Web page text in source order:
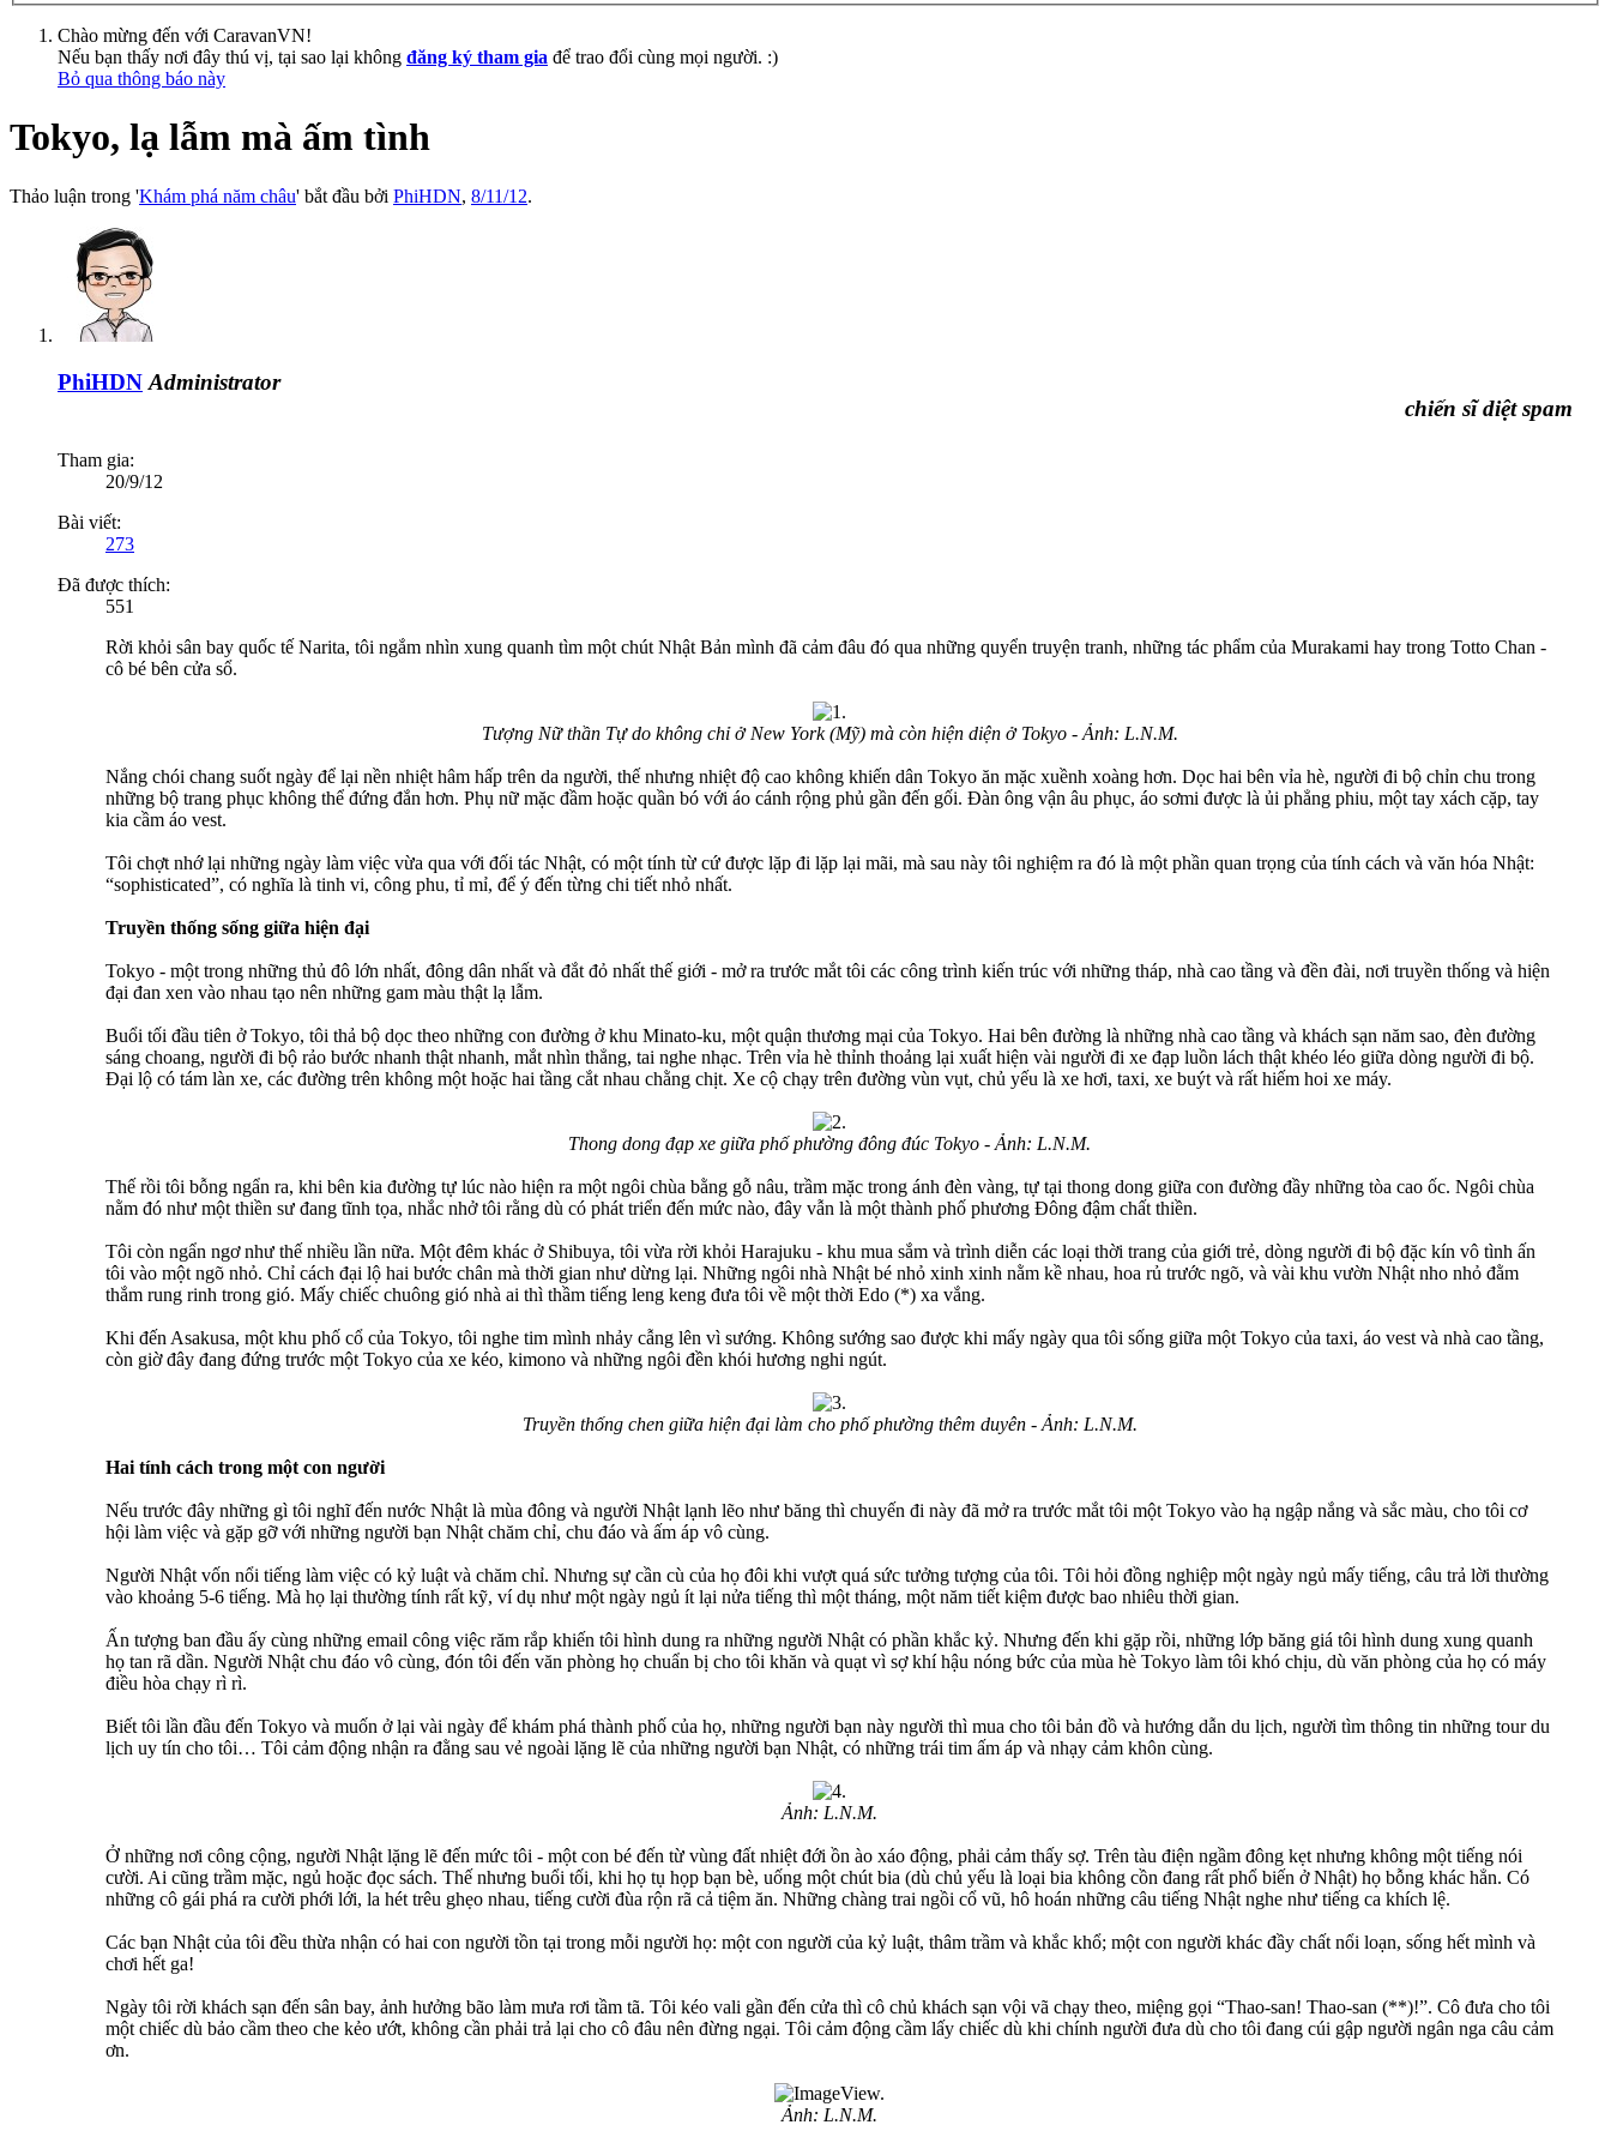
Chào mừng đến với CaravanVN!
Nếu bạn thấy nơi đây thú vị, tại sao lại không đăng ký tham gia để trao đổi cùng mọi người. :)
Bỏ qua thông báo này
Tokyo, lạ lẫm mà ấm tình
Thảo luận trong 'Khám phá năm châu' bắt đầu bởi PhiHDN, 8/11/12.
PhiHDN Administrator
chiến sĩ diệt spam
Tham gia:
20/9/12
Bài viết:
273
Đã được thích:
551
Rời khỏi sân bay quốc tế Narita, tôi ngắm nhìn xung quanh tìm một chút Nhật Bản mình đã cảm đâu đó qua những quyển truyện tranh, những tác phẩm của Murakami hay trong Totto Chan -
cô bé bên cửa sổ.
Tượng Nữ thần Tự do không chỉ ở New York (Mỹ) mà còn hiện diện ở Tokyo - Ảnh: L.N.M.
Nắng chói chang suốt ngày để lại nền nhiệt hâm hấp trên da người, thế nhưng nhiệt độ cao không khiến dân Tokyo ăn mặc xuềnh xoàng hơn. Dọc hai bên vỉa hè, người đi bộ chỉn chu trong
những bộ trang phục không thể đứng đắn hơn. Phụ nữ mặc đầm hoặc quần bó với áo cánh rộng phủ gần đến gối. Đàn ông vận âu phục, áo sơmi được là ủi phẳng phiu, một tay xách cặp, tay
kia cầm áo vest.
Tôi chợt nhớ lại những ngày làm việc vừa qua với đối tác Nhật, có một tính từ cứ được lặp đi lặp lại mãi, mà sau này tôi nghiệm ra đó là một phần quan trọng của tính cách và văn hóa Nhật:
“sophisticated”, có nghĩa là tinh vi, công phu, tỉ mỉ, để ý đến từng chi tiết nhỏ nhất.
Truyền thống sống giữa hiện đại
Tokyo - một trong những thủ đô lớn nhất, đông dân nhất và đắt đỏ nhất thế giới - mở ra trước mắt tôi các công trình kiến trúc với những tháp, nhà cao tầng và đền đài, nơi truyền thống và hiện
đại đan xen vào nhau tạo nên những gam màu thật lạ lẫm.
Buổi tối đầu tiên ở Tokyo, tôi thả bộ dọc theo những con đường ở khu Minato-ku, một quận thương mại của Tokyo. Hai bên đường là những nhà cao tầng và khách sạn năm sao, đèn đường
sáng choang, người đi bộ rảo bước nhanh thật nhanh, mắt nhìn thẳng, tai nghe nhạc. Trên vỉa hè thỉnh thoảng lại xuất hiện vài người đi xe đạp luồn lách thật khéo léo giữa dòng người đi bộ.
Đại lộ có tám làn xe, các đường trên không một hoặc hai tầng cắt nhau chằng chịt. Xe cộ chạy trên đường vùn vụt, chủ yếu là xe hơi, taxi, xe buýt và rất hiếm hoi xe máy.
Thong dong đạp xe giữa phố phường đông đúc Tokyo - Ảnh: L.N.M.
Thế rồi tôi bỗng ngẩn ra, khi bên kia đường tự lúc nào hiện ra một ngôi chùa bằng gỗ nâu, trầm mặc trong ánh đèn vàng, tự tại thong dong giữa con đường đầy những tòa cao ốc. Ngôi chùa
nằm đó như một thiền sư đang tĩnh tọa, nhắc nhở tôi rằng dù có phát triển đến mức nào, đây vẫn là một thành phố phương Đông đậm chất thiền.
Tôi còn ngẩn ngơ như thế nhiều lần nữa. Một đêm khác ở Shibuya, tôi vừa rời khỏi Harajuku - khu mua sắm và trình diễn các loại thời trang của giới trẻ, dòng người đi bộ đặc kín vô tình ấn
tôi vào một ngõ nhỏ. Chỉ cách đại lộ hai bước chân mà thời gian như dừng lại. Những ngôi nhà Nhật bé nhỏ xinh xinh nằm kề nhau, hoa rủ trước ngõ, và vài khu vườn Nhật nho nhỏ đằm
thắm rung rinh trong gió. Mấy chiếc chuông gió nhà ai thì thầm tiếng leng keng đưa tôi về một thời Edo (*) xa vắng.
Khi đến Asakusa, một khu phố cổ của Tokyo, tôi nghe tim mình nhảy cẫng lên vì sướng. Không sướng sao được khi mấy ngày qua tôi sống giữa một Tokyo của taxi, áo vest và nhà cao tầng,
còn giờ đây đang đứng trước một Tokyo của xe kéo, kimono và những ngôi đền khói hương nghi ngút.
Truyền thống chen giữa hiện đại làm cho phố phường thêm duyên - Ảnh: L.N.M.
Hai tính cách trong một con người
Nếu trước đây những gì tôi nghĩ đến nước Nhật là mùa đông và người Nhật lạnh lẽo như băng thì chuyến đi này đã mở ra trước mắt tôi một Tokyo vào hạ ngập nắng và sắc màu, cho tôi cơ
hội làm việc và gặp gỡ với những người bạn Nhật chăm chỉ, chu đáo và ấm áp vô cùng.
Người Nhật vốn nổi tiếng làm việc có kỷ luật và chăm chỉ. Nhưng sự cần cù của họ đôi khi vượt quá sức tưởng tượng của tôi. Tôi hỏi đồng nghiệp một ngày ngủ mấy tiếng, câu trả lời thường
vào khoảng 5-6 tiếng. Mà họ lại thường tính rất kỹ, ví dụ như một ngày ngủ ít lại nửa tiếng thì một tháng, một năm tiết kiệm được bao nhiêu thời gian.
Ấn tượng ban đầu ấy cùng những email công việc răm rắp khiến tôi hình dung ra những người Nhật có phần khắc kỷ. Nhưng đến khi gặp rồi, những lớp băng giá tôi hình dung xung quanh
họ tan rã dần. Người Nhật chu đáo vô cùng, đón tôi đến văn phòng họ chuẩn bị cho tôi khăn và quạt vì sợ khí hậu nóng bức của mùa hè Tokyo làm tôi khó chịu, dù văn phòng của họ có máy
điều hòa chạy rì rì.
Biết tôi lần đầu đến Tokyo và muốn ở lại vài ngày để khám phá thành phố của họ, những người bạn này người thì mua cho tôi bản đồ và hướng dẫn du lịch, người tìm thông tin những tour du
lịch uy tín cho tôi… Tôi cảm động nhận ra đằng sau vẻ ngoài lặng lẽ của những người bạn Nhật, có những trái tim ấm áp và nhạy cảm khôn cùng.
Ảnh: L.N.M.
Ở những nơi công cộng, người Nhật lặng lẽ đến mức tôi - một con bé đến từ vùng đất nhiệt đới ồn ào xáo động, phải cảm thấy sợ. Trên tàu điện ngầm đông kẹt nhưng không một tiếng nói
cười. Ai cũng trầm mặc, ngủ hoặc đọc sách. Thế nhưng buổi tối, khi họ tụ họp bạn bè, uống một chút bia (dù chủ yếu là loại bia không cồn đang rất phổ biến ở Nhật) họ bỗng khác hẳn. Có
những cô gái phá ra cười phới lới, la hét trêu ghẹo nhau, tiếng cười đùa rộn rã cả tiệm ăn. Những chàng trai ngồi cổ vũ, hô hoán những câu tiếng Nhật nghe như tiếng ca khích lệ.
Các bạn Nhật của tôi đều thừa nhận có hai con người tồn tại trong mỗi người họ: một con người của kỷ luật, thâm trầm và khắc khổ; một con người khác đầy chất nổi loạn, sống hết mình và
chơi hết ga!
Ngày tôi rời khách sạn đến sân bay, ảnh hưởng bão làm mưa rơi tầm tã. Tôi kéo vali gần đến cửa thì cô chủ khách sạn vội vã chạy theo, miệng gọi “Thao-san! Thao-san (**)!”. Cô đưa cho tôi
một chiếc dù bảo cầm theo che kẻo ướt, không cần phải trả lại cho cô đâu nên đừng ngại. Tôi cảm động cầm lấy chiếc dù khi chính người đưa dù cho tôi đang cúi gập người ngân nga câu cảm
ơn.
Ảnh: L.N.M.